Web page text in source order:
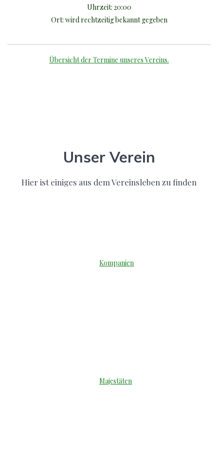
Uhrzeit: 20:00
Ort: wird rechtzeitig bekannt gegeben
Übersicht der Termine unseres Vereins.
Unser Verein
Hier ist einiges aus dem Vereinsleben zu finden
Kompanien
Majestäten